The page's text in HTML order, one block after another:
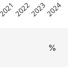
%